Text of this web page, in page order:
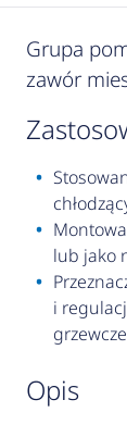
Grupa
zawór
lub jako
i
opis